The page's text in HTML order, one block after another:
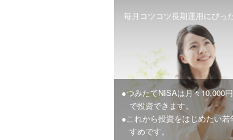
毎月コツコツ長期運用にぴっ
●つみたてNISAは月々10,000
で投資できます。
●これから投資をはじめたい若
すめです。